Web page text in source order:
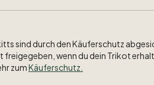
sind durch den Käuferschutz
freigegeben, wenn du dein Trikot
zumKäuferschutz